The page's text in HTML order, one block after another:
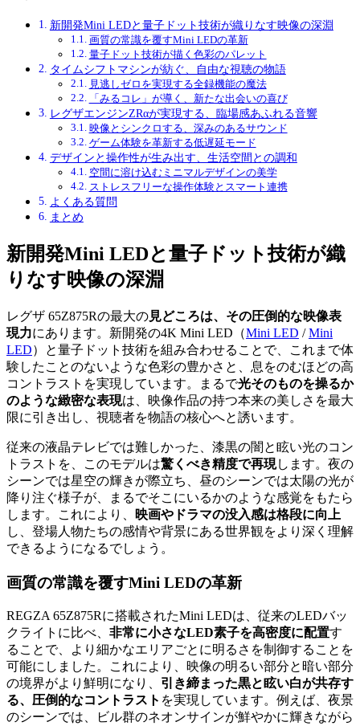
新開発Mini LEDと量子ドット技術が織りなす映像の深淵
画質の常識を覆すMini LEDの革新
量子ドット技術が描く色彩のパレット
タイムシフトマシンが紡ぐ、自由な視聴の物語
見逃しゼロを実現する全録機能の魔法
「みるコレ」が導く、新たな出会いの喜び
レグザエンジンZRαが実現する、臨場感あふれる音響
映像とシンクロする、深みのあるサウンド
ゲーム体験を革新する低遅延モード
デザインと操作性が生み出す、生活空間との調和
空間に溶け込むミニマルデザインの美学
ストレスフリーな操作体験とスマート連携
よくある質問
まとめ
新開発Mini LEDと量子ドット技術が織
りなす映像の深淵
レグザ 65Z875Rの最大の見どころは、その圧倒的な映像表
現力にあります。新開発の4K Mini LED（Mini LED /Mini
LED）
と量子ドット技術を組み合わせることで、これまで体
験したことのないような色彩の豊かさと、息をのむほどの高
コントラストを実現しています。まるで光そのものを操るか
のような緻密な表現は、映像作品の持つ本来の美しさを最大
限に引き出し、視聴者を物語の核心へと誘います。
従来の液晶テレビでは難しかった、漆黒の闇と眩い光のコン
トラストを、このモデルは驚くべき精度で再現します。夜の
シーンでは星空の輝きが際立ち、昼のシーンでは太陽の光が
降り注ぐ様子が、まるでそこにいるかのような感覚をもたら
します。これにより、
映画やドラマの没入感は格段に向上
し、登場人物たちの感情や背景にある世界観をより深く理解
できるようになるでしょう。
画質の常識を覆すMini LEDの革新
REGZA 65Z875Rに搭載されたMini LEDは、従来のLEDバッ
クライトに比べ、 非常に小さなLED素子を高密度に配置す
ることで、より細かなエリアごとに明るさを制御することを
可能にしました。これにより、映像の明るい部分と暗い部分
の境界がより鮮明になり、 引き締まった黒と眩い白が共存す
る、圧倒的なコントラスト を実現しています。例えば、夜景
のシーンでは、ビル群のネオンサインが鮮やかに輝きながら